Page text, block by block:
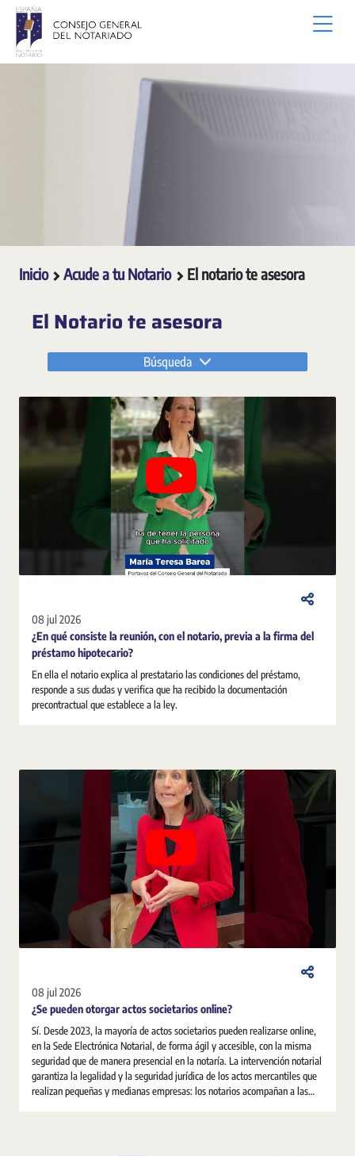
Saltar al contenido principal
Inicio Acude a tu Notario El notario te asesora
El Notario te asesora
Búsqueda
08 jul 2026
¿En qué consiste la reunión, con el notario, previa a la firma del
préstamo hipotecario?
En ella el notario explica al prestatario las condiciones del préstamo,
responde a sus dudas y verifica que ha recibido la documentación
precontractual que establece a la ley.
08 jul 2026
¿Se pueden otorgar actos societarios online?
Sí. Desde 2023, la mayoría de actos societarios pueden realizarse online,
en la Sede Electrónica Notarial, de forma ágil y accesible, con la misma
seguridad que de manera presencial en la notaría. La intervención notarial
garantiza la legalidad y la seguridad jurídica de los actos mercantiles que
realizan pequeñas y medianas empresas: los notarios acompañan a las